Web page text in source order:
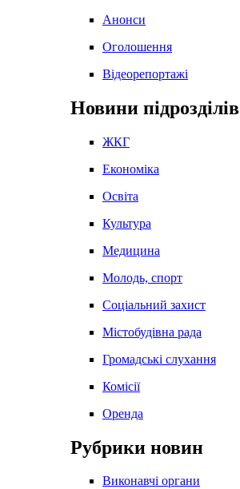
Анонси
Оголошення
Відеорепортажі
Новини підрозділів
ЖКГ
Економіка
Освіта
Культура
Медицина
Молодь, спорт
Соціальний захист
Містобудівна рада
Громадські слухання
Комісії
Оренда
Рубрики новин
Виконавчі органи